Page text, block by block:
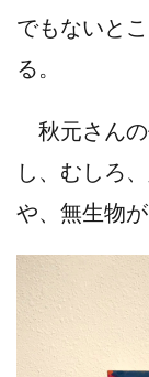
でもないと
る。
秋元さんの
し、むしろ
や、無生物